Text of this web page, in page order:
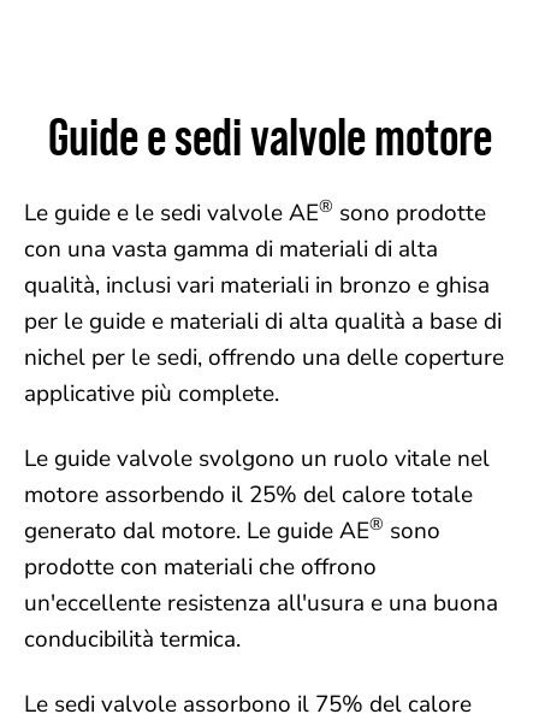
Guide e sedi valvole motore
Le guide e le sedi valvole AE® sono prodotte
con una vasta gamma di materiali di alta
qualità, inclusi vari materiali in bronzo e ghisa
per le guide e materiali di alta qualità a base di
nichel per le sedi, offrendo una delle coperture
applicative più complete.
Le guide valvole svolgono un ruolo vitale nel
motore assorbendo il 25% del calore totale
generato dal motore. Le guide AE® sono
prodotte con materiali che offrono
un'eccellente resistenza all'usura e una buona
conducibilità termica.
Le sedi valvole assorbono il 75% del calore